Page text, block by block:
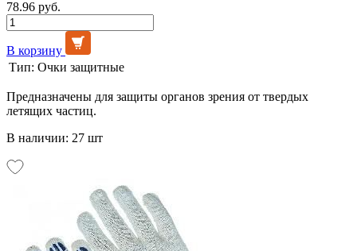
78.96 руб.
В корзину
Тип: Очки защитные
Предназначены для защиты органов зрения от твердых
летящих частиц.
В наличии: 27 шт